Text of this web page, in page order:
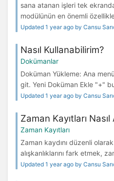
sana atanan işleri tek
modülünün en önemli
Updated 1 year ago by Cansu
Nasıl Kullanabilirim?
Dokümanlar
Doküman Yükleme: Ana
git. Yeni Doküman Ekle "+"
Updated 1 year ago by Cansu
Zaman Kayıtları
Zaman Kayıtları
Zaman kaydını düzenli
alışkanlıklarını fark etmek,
Updated 1 year ago by Cansu